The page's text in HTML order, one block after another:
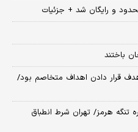
و رایگان شد + جزئیات
قرار دادن اهداف متخاصم بود/
تنگه هرمز/ تهران شرط انطباق